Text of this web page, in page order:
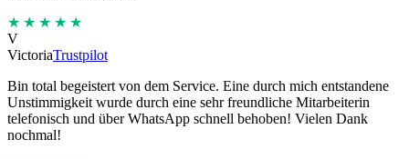
★★★★★
V
VictoriaTrustpilot
Bin total begeistert von dem Service. Eine durch mich entstandene
Unstimmigkeit wurde durch eine sehr freundliche Mitarbeiterin
telefonisch und über WhatsApp schnell behoben! Vielen Dank
nochmal!